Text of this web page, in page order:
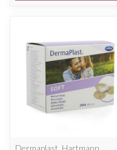
Dermaplast, Hartmann